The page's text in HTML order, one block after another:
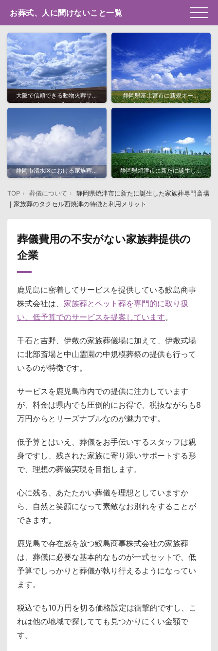
お葬式、人に聞けないこと一覧
大阪で信頼できる動物火葬サー
ビス徹底ガイド【2025年最新
静岡県富士宮市に新規オープ
ン！家族葬専門の斎場「家族葬
静岡市清水区における家族葬の
専門斎場「家族葬のタクセル北
矢部町」と特徴・料金・アクセ
ス情報
静岡県焼津市に新たに誕生した
家族葬専門斎場｜家族葬のタク
セル西焼津の特徴と利用メリッ
TOP 葬儀について
静岡県焼津市に新たに誕生した家族葬専門斎場
｜家族葬のタクセル西焼津の特徴と利用メリット
葬儀費用の不安がない家族葬提供の
企業
鹿児島に密着してサービスを提供している鮫島商事
株式会社は、 家族葬とペット葬を専門的に取り扱
い、低予算でのサービスを提案しています。
千石と吉野、伊敷の家族葬儀場に加えて、伊敷式場
に北部斎場と中山霊園の中規模葬祭の提供も行って
いるのが特徴です。
サービスを鹿児島市内での提供に注力しています
が、料金は県内でも圧倒的にお得で、税抜ながらも8
万円からとリーズナブルなのが魅力です。
低予算とはいえ、葬儀をお手伝いするスタッフは親
身ですし、残された家族に寄り添いサポートする形
で、理想の葬儀実現を目指します。
心に残る、あたたかい葬儀を理想としていますか
ら、自然と笑顔になって素敵なお別れをすることが
できます。
鹿児島で存在感を放つ鮫島商事株式会社の家族葬
は、葬儀に必要な基本的なものが一式セットで、低
予算でしっかりと葬儀が執り行えるようになってい
ます。
税込でも10万円を切る価格設定は衝撃的ですし、こ
れは他の地域で探してても見つかりにくい金額で
す。